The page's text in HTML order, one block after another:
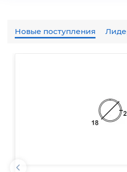
Новые поступления